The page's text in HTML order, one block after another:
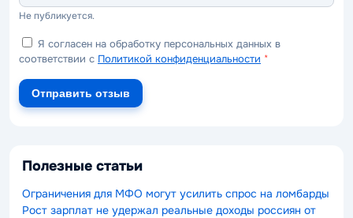
Не публикуется.
Я согласен на обработку персональных данных в
соответствии с Политикой конфиденциальности *
Отправить отзыв
Полезные статьи
Ограничения для МФО могут усилить спрос на ломбарды
Рост зарплат не удержал реальные доходы россиян от